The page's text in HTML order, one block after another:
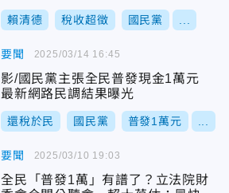
賴清德 稅收超徵 國民黨
要聞
影/國民黨主張全民普發現金1萬元
最新網路民調結果曝光
還稅於民 國民黨 普發1萬元
2025/03/14 16:45
要聞
全民「普發1萬」有譜了？立法院財
2025/03/10 19:03